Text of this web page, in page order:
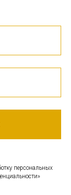
персональных